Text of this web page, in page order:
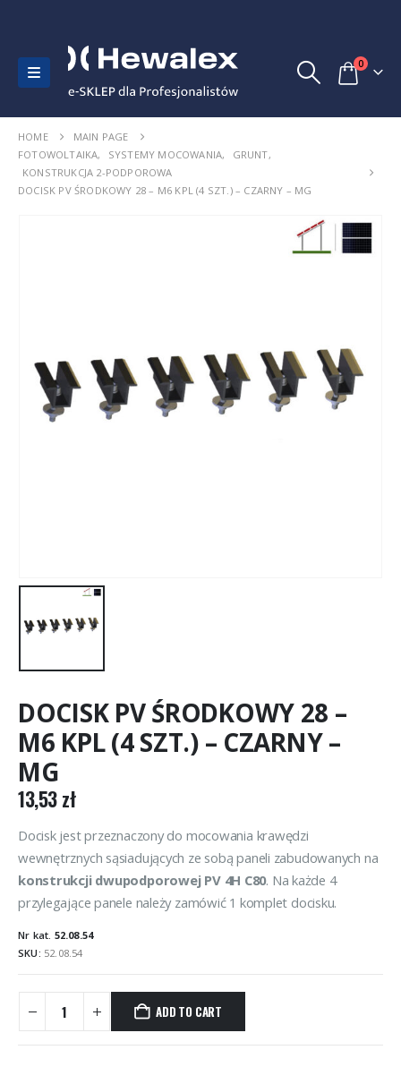
0
HOME
MAIN PAGE
FOTOWOLTAIKA, SYSTEMY MOCOWANIA, GRUNT,
KONSTRUKCJA 2-PODPOROWA
DOCISK PV ŚRODKOWY 28 – M6 KPL (4 SZT.) – CZARNY – MG
DOCISK PV ŚRODKOWY 28 –
M6 KPL (4 SZT.) – CZARNY –
MG
13,53zł
Docisk jest przeznaczony do mocowania krawędzi
wewnętrznych sąsiadujących ze sobą paneli zabudowanych na
konstrukcji dwupodporowej PV 4H C80. Na każde 4
przylegające panele należy zamówić 1 komplet docisku.
Nr kat. 52.08.54
SKU: 52.08.54
ADD TO CART